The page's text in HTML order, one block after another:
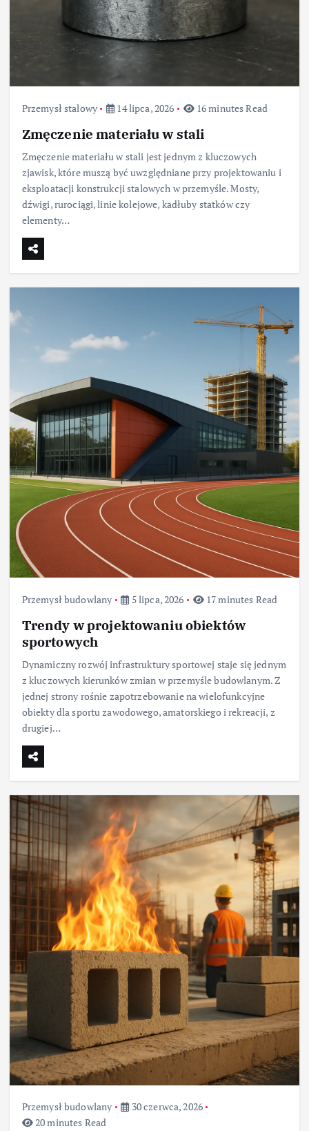
Przemysł stalowy 14 lipca, 2026 16 minutes Read
Zmęczenie materiału w stali
Zmęczenie materiału w stali jest jednym z kluczowych
zjawisk, które muszą być uwzględniane przy projektowaniu i
eksploatacji konstrukcji stalowych w przemyśle. Mosty,
dźwigi, rurociągi, linie kolejowe, kadłuby statków czy
elementy…
Przemysł budowlany 5 lipca, 2026 17 minutes Read
Trendy w projektowaniu obiektów
sportowych
Dynamiczny rozwój infrastruktury sportowej staje się jednym
z kluczowych kierunków zmian w przemyśle budowlanym. Z
jednej strony rośnie zapotrzebowanie na wielofunkcyjne
obiekty dla sportu zawodowego, amatorskiego i rekreacji, z
drugiej…
Przemysł budowlany
30 czerwca, 2026
20 minutes Read